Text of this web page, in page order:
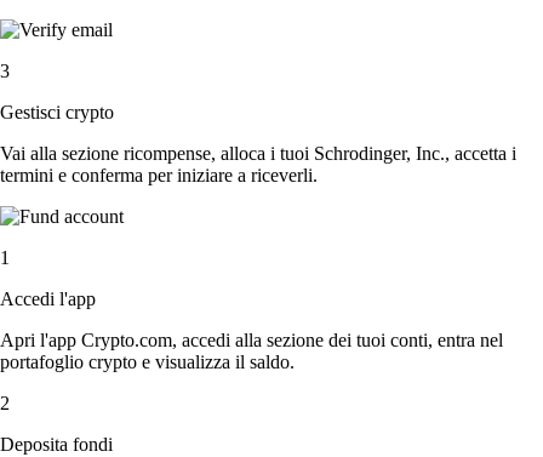
3
Gestisci crypto
Vai alla sezione ricompense, alloca i tuoi Schrodinger, Inc., accetta i
termini e conferma per iniziare a riceverli.
1
Accedi l'app
Apri l'app Crypto.com, accedi alla sezione dei tuoi conti, entra nel
portafoglio crypto e visualizza il saldo.
2
Deposita fondi